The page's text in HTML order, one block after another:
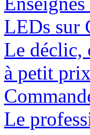
LEDs sur
Le déclic,
à petit
Le